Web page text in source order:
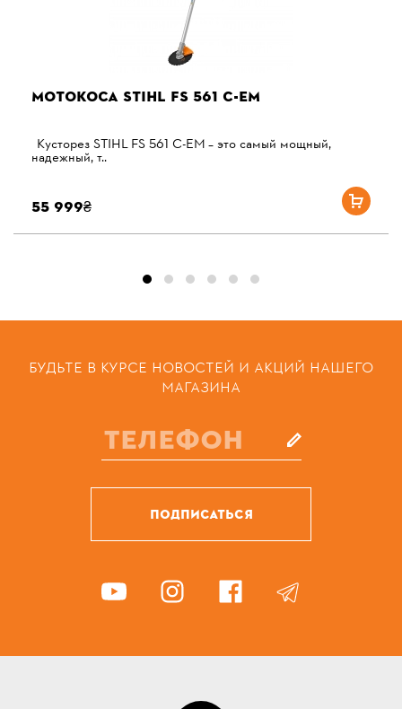
МОТОКОСА STIHL FS 561 С-ЕM
Кусторез STIHL FS 561 С-EМ – это самый мощный,
надежный, т..
55 999₴
БУДЬТЕ В КУРСЕ НОВОСТЕЙ И АКЦИЙ НАШЕГО
МАГАЗИНА
ПОДПИСАТЬСЯ